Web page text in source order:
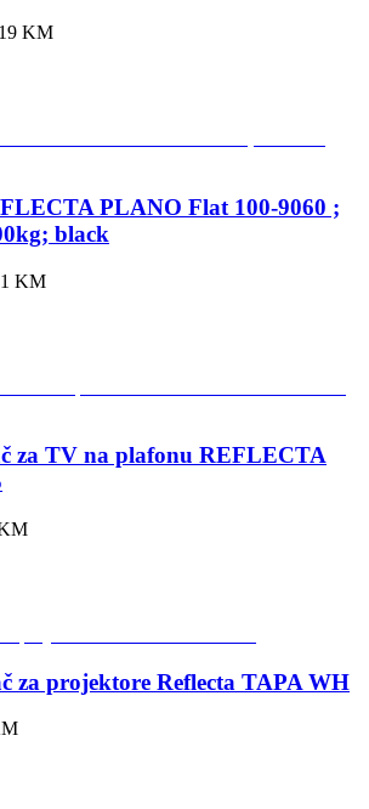
KM
PLANO Flat 100-9060 ;
black
KM
za TV na plafonu REFLECTA
za projektore Reflecta TAPA WH